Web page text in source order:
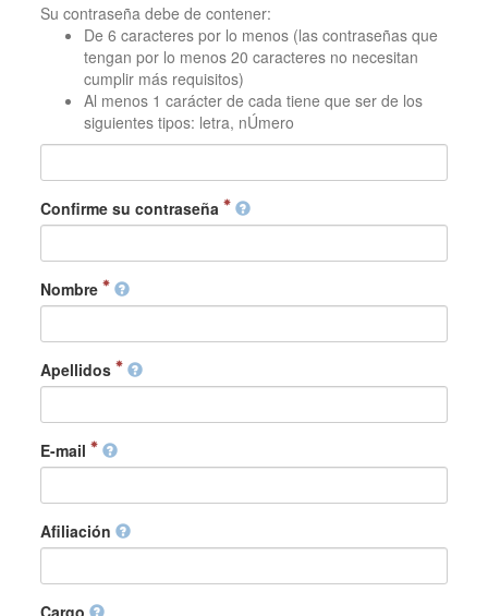
Su contraseña debe de contener:
De 6 caracteres por lo menos (las contraseñas que
tengan por lo menos 20 caracteres no necesitan
cumplir más requisitos)
Al menos 1 carácter de cada tiene que ser de los
siguientes tipos: letra, nÚmero
Confirme su contraseña
Nombre
Apellidos
E-mail
Afiliación
Cargo